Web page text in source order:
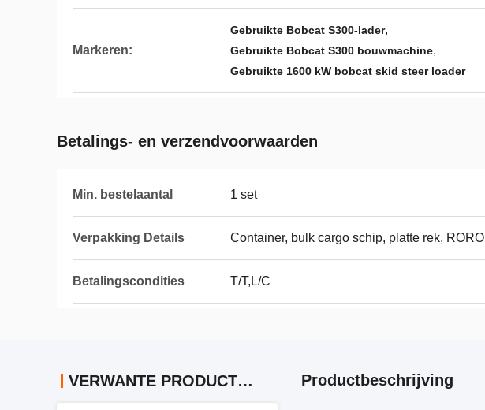
Markeren:
Gebruikte Bobcat S300-lader,
Gebruikte Bobcat S300 bouwmachine,
Gebruikte 1600 kW bobcat skid steer loader
Betalings- en verzendvoorwaarden
Min. bestelaantal 1 set
Verpakking Details Container, bulk cargo schip, platte rek, RORO
Betalingscondities T/T,L/C
VERWANTE PRODUCTEN Productbeschrijving